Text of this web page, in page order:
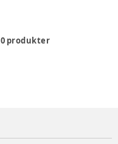
0 produkter